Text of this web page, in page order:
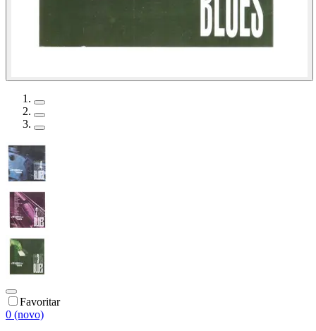
Favoritar
0 (novo)